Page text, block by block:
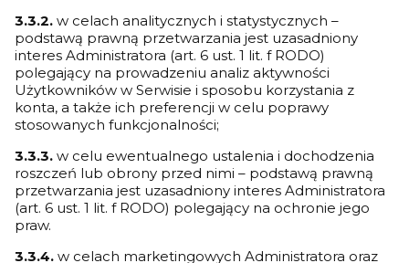
3.3.2. w celach analitycznych i statystycznych –
podstawą prawną przetwarzania jest uzasadniony
interes Administratora (art. 6 ust. 1 lit. f RODO)
polegający na prowadzeniu analiz aktywności
Użytkowników w Serwisie i sposobu korzystania z
konta, a także ich preferencji w celu poprawy
stosowanych funkcjonalności;
3.3.3. w celu ewentualnego ustalenia i dochodzenia
roszczeń lub obrony przed nimi – podstawą prawną
przetwarzania jest uzasadniony interes Administratora
(art. 6 ust. 1 lit. f RODO) polegający na ochronie jego
praw.
3.3.4. w celach marketingowych Administratora oraz